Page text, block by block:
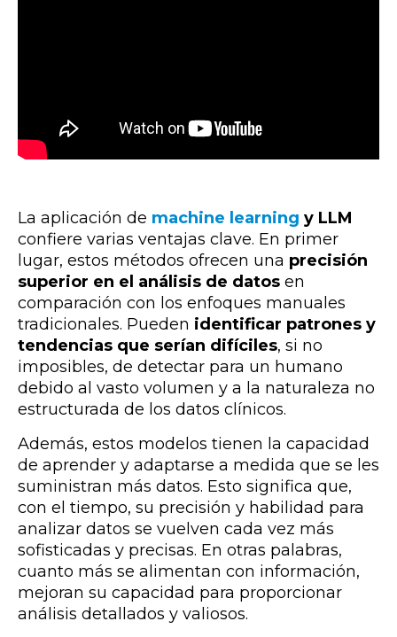
La aplicación de machine learning y LLM
confiere varias ventajas clave. En primer
lugar, estos métodos ofrecen una precisión
superior en el análisis de datos en
comparación con los enfoques manuales
tradicionales. Pueden identificar patrones y
tendencias que serían difíciles, si no
imposibles, de detectar para un humano
debido al vasto volumen y a la naturaleza no
estructurada de los datos clínicos.
Además, estos modelos tienen la capacidad
de aprender y adaptarse a medida que se les
suministran más datos. Esto significa que,
con el tiempo, su precisión y habilidad para
analizar datos se vuelven cada vez más
sofisticadas y precisas. En otras palabras,
cuanto más se alimentan con información,
mejoran su capacidad para proporcionar
análisis detallados y valiosos.